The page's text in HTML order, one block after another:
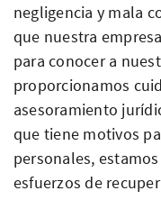
negligencia y mala
que nuestra
para conocer a
proporcionamos
asesoramiento
que tiene motivos
personales,
esfuerzos de